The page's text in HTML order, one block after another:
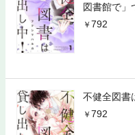
図書館で」
792
不健全図書
792